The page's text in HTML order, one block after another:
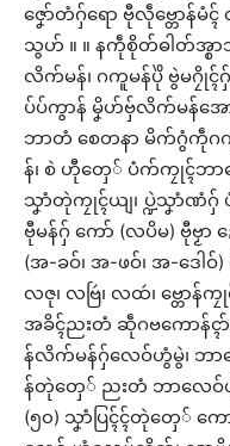
ဇၞော်တံဂှ်ရော ဗီုလဵုဗ္တောန်မံ
သွဟ် ။ ။ နကဵုစိုတ်ဓါတ်အ္
လိက်မန်၊ ဂကူမန်ပိုဲ ဗွဲမဂၠို
ပ်ပ်ကွာန် မၞိဟ်ဗှ်လိက်မန်အ
ဘာတံ စေတနာ မိက်ဂွံကဵုဂ
န်၊ စဲ ဟီုတှေ် ပံက်ကၠုၚ်ဘာဗ္
သၞာံတုဲကၠုၚ်ယျ၊ ပ္ဍဲသၞာံဏံဂှ်
ဗီုမန်ဂှ် ကော် (လပိမ) ဗီုဗၟာ
(အ-ခဝ်၊ အ-ဖဝ်၊ အ-ဒေ
လဇု၊ လဗြဴ၊ လထဴ၊ ဗ္တော
အခိၚ်ညးတံ ဆဵုဂဗကောန်ၚ
န်လိက်မန်ဂှ်လေဝ်ဟွံမွဲ၊ ဘာဗ္
န်တုဲတှေ် ညးတံ ဘာလေ
(၅၀) သၞာံပြၚ်ၚ်တုဲတှေ် က